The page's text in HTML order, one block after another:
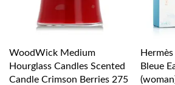
WoodWick Medium
Hourglass Candles Scented
Candle Crimson Berries 275
Bleue